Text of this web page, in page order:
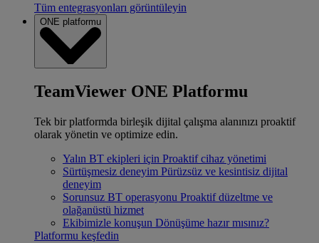
Tüm entegrasyonları görüntüleyin
ONE platformu
TeamViewer ONE Platformu
Tek bir platformda birleşik dijital çalışma alanınızı proaktif
olarak yönetin ve optimize edin.
Yalın BT ekipleri için Proaktif cihaz yönetimi
Sürtüşmesiz deneyim Pürüzsüz ve kesintisiz dijital
deneyim
Sorunsuz BT operasyonu Proaktif düzeltme ve
olağanüstü hizmet
Ekibimizle konuşun Dönüşüme hazır mısınız?
Platformu keşfedin